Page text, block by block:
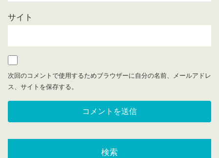
サイト
次回のコメントで使用するためブラウザーに自分の名前、メールアドレ
ス、サイトを保存する。
検索